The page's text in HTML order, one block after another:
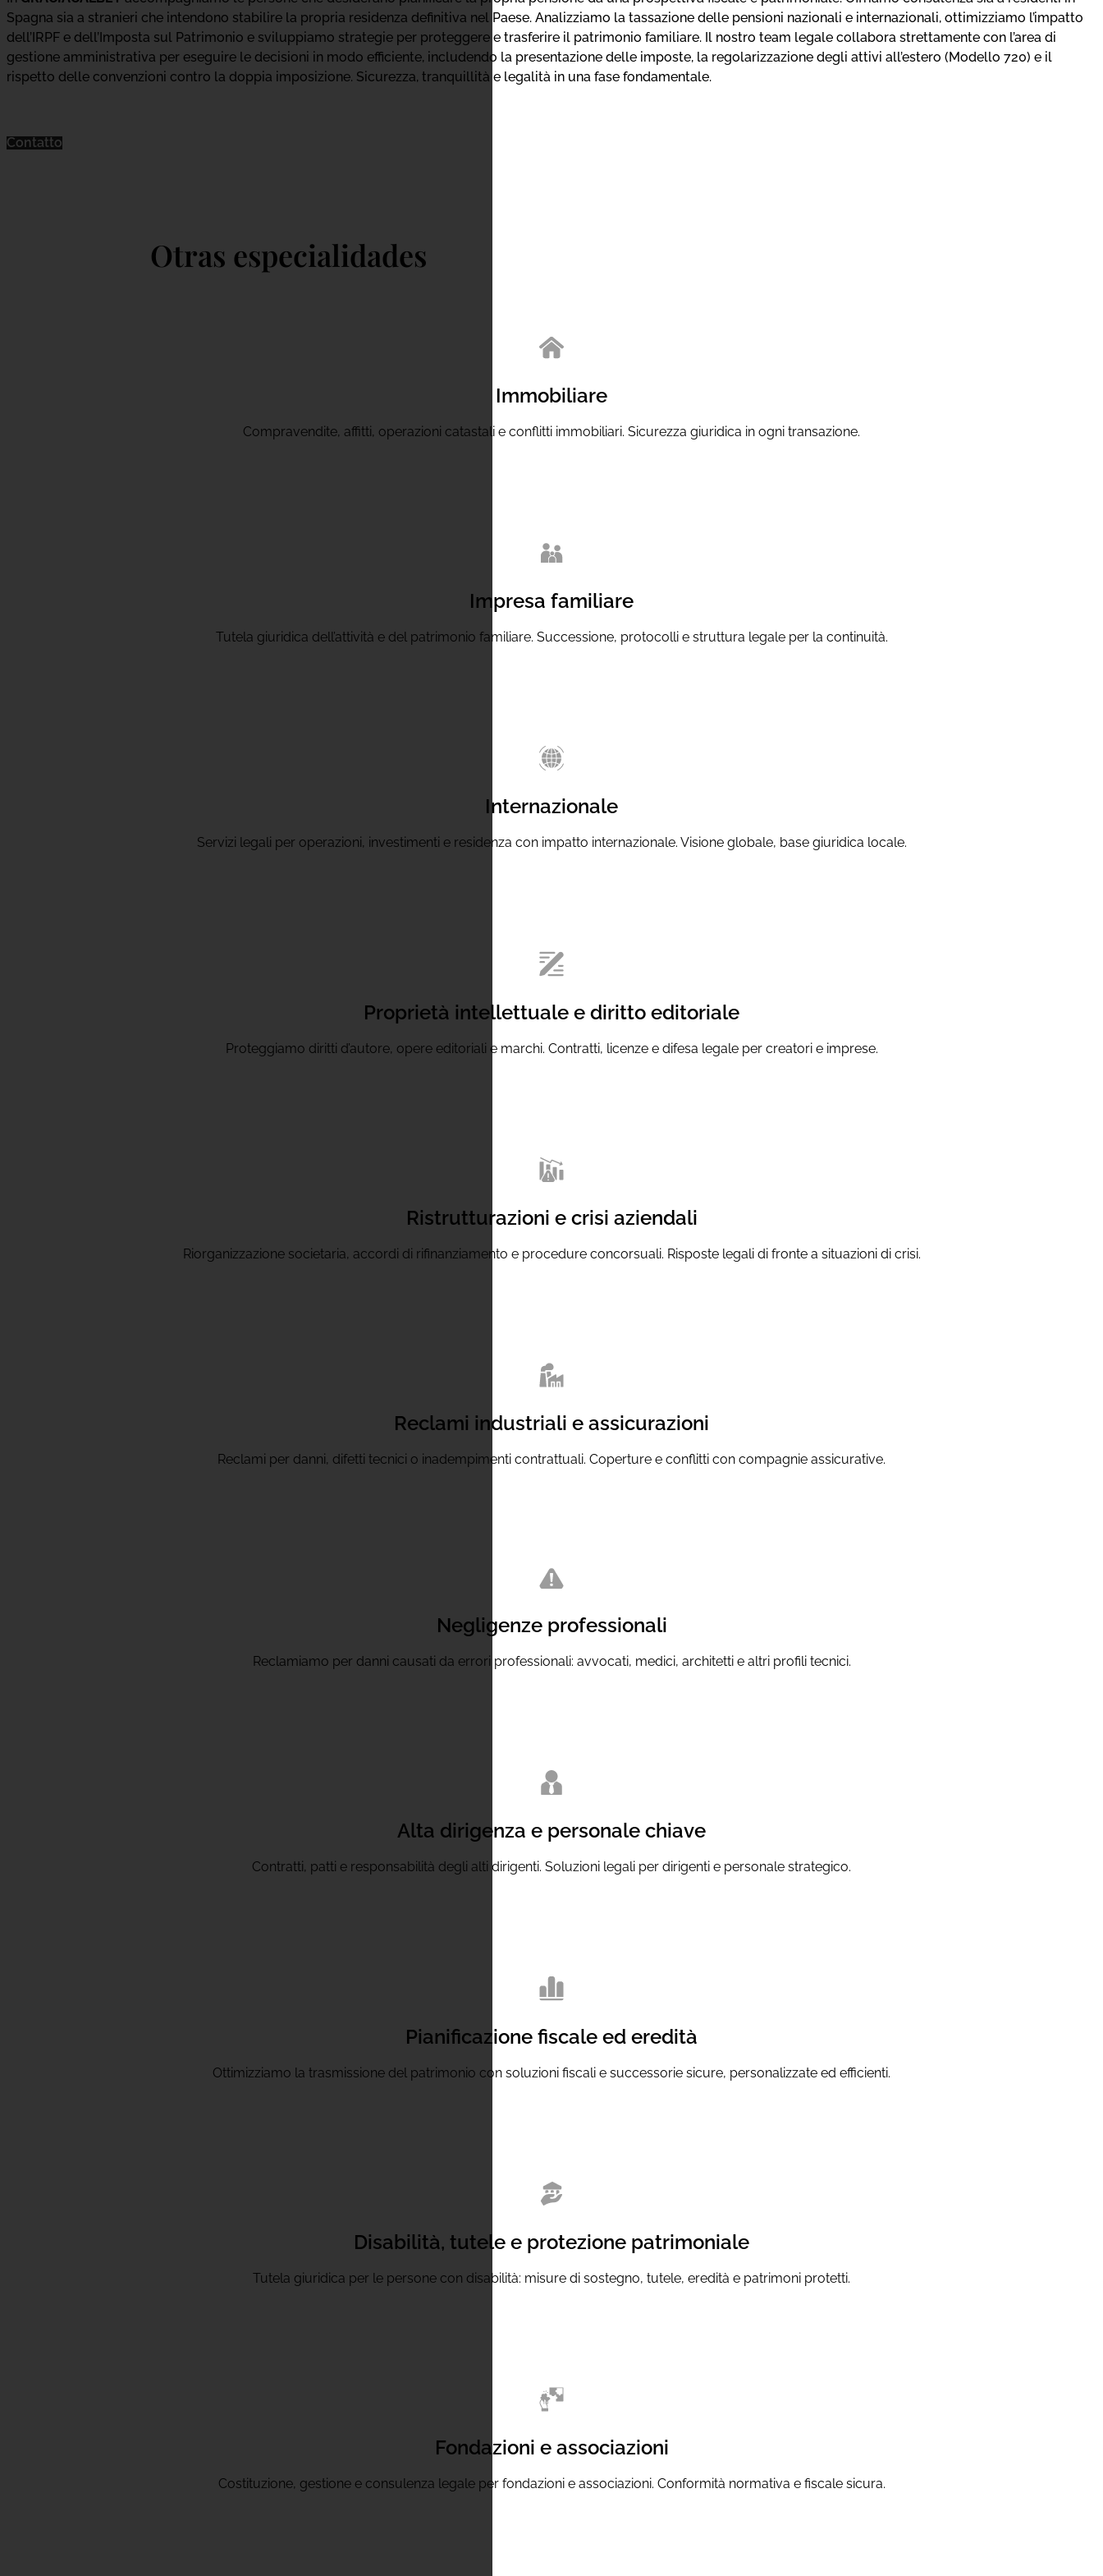
Spagna sia a stranieri che intendono stabilire la propria residenza definitiva nel Paese. Analizziamo la tassazione delle pensioni nazionali e internazionali, ottimizziamo l’impatto
dell’IRPF e dell’Imposta sul Patrimonio e sviluppiamo strategie per proteggere e trasferire il patrimonio familiare. Il nostro team legale collabora strettamente con l’area di
gestione amministrativa per eseguire le decisioni in modo efficiente, includendo la presentazione delle imposte, la regolarizzazione degli attivi all’estero (Modello 720) e il
rispetto delle convenzioni contro la doppia imposizione. Sicurezza, tranquillità e legalità in una fase fondamentale.
Contatto
Otras especialidades
Immobiliare
Compravendite, affitti, operazioni catastali e conflitti immobiliari. Sicurezza giuridica in ogni transazione.
Impresa familiare
Tutela giuridica dell’attività e del patrimonio familiare. Successione, protocolli e struttura legale per la continuità.
Internazionale
Servizi legali per operazioni, investimenti e residenza con impatto internazionale. Visione globale, base giuridica locale.
Proprietà intellettuale e diritto editoriale
Proteggiamo diritti d’autore, opere editoriali e marchi. Contratti, licenze e difesa legale per creatori e imprese.
Ristrutturazioni e crisi aziendali
Riorganizzazione societaria, accordi di rifinanziamento e procedure concorsuali. Risposte legali di fronte a situazioni di crisi.
Reclami industriali e assicurazioni
Reclami per danni, difetti tecnici o inadempimenti contrattuali. Coperture e conflitti con compagnie assicurative.
Negligenze professionali
Reclamiamo per danni causati da errori professionali: avvocati, medici, architetti e altri profili tecnici.
Alta dirigenza e personale chiave
Contratti, patti e responsabilità degli alti dirigenti. Soluzioni legali per dirigenti e personale strategico.
Pianificazione fiscale ed eredità
Ottimizziamo la trasmissione del patrimonio con soluzioni fiscali e successorie sicure, personalizzate ed efficienti.
Disabilità, tutele e protezione patrimoniale
Tutela giuridica per le persone con disabilità: misure di sostegno, tutele, eredità e patrimoni protetti.
Fondazioni e associazioni
Costituzione, gestione e consulenza legale per fondazioni e associazioni. Conformità normativa e fiscale sicura.